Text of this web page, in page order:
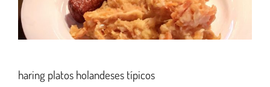
haring platos holandeses típicos